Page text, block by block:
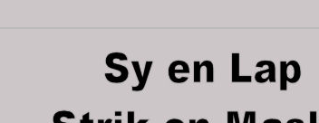
en maske